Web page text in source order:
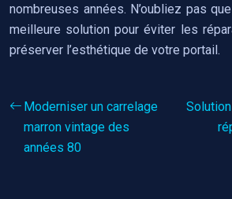
nombreuses années. N’oubliez pas
meilleure solution pour éviter les
préserver l’esthétique de votre portail.
Moderniser un carrelage
marron vintage des
années 80